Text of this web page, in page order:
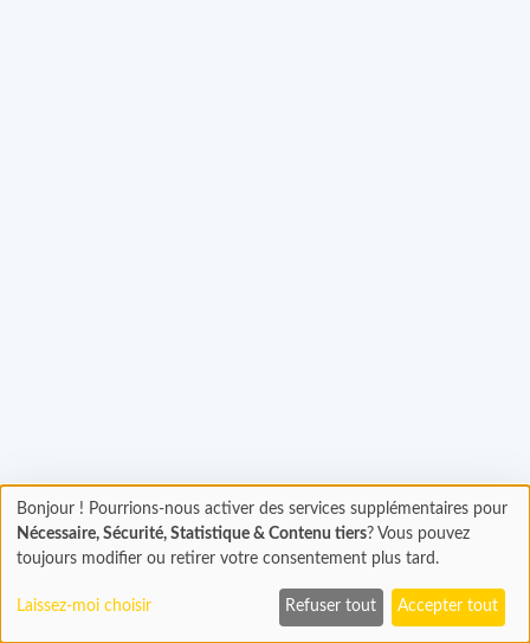
Chargement
En cours...
Bonjour ! Pourrions-nous activer des services supplémentaires pour
Nécessaire, Sécurité, Statistique & Contenu tiers? Vous pouvez
toujours modifier ou retirer votre consentement plus tard.
Laissez-moi choisir Refuser tout Accepter tout